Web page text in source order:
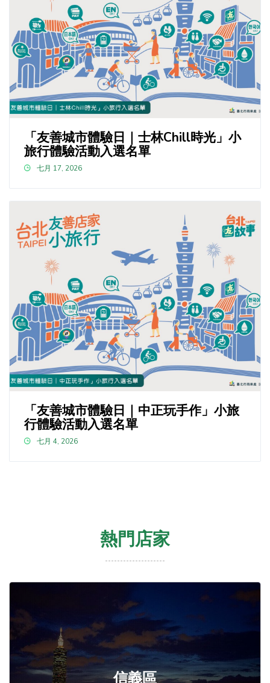
「友善城市體驗日｜士林Chill時光」小
旅行體驗活動入選名單
七月 17, 2026
「友善城市體驗日｜中正玩手作」小旅
行體驗活動入選名單
七月 4, 2026
熱門店家
信義區